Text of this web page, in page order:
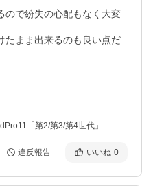
ので紛失の心配もなく大変
たまま出来るのも良い点だ
「第2/第3/第4世代」
違反報告 いいね 0